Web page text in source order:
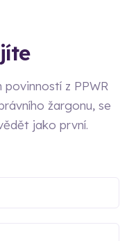
z PPWR
žargonu, se
jako první.